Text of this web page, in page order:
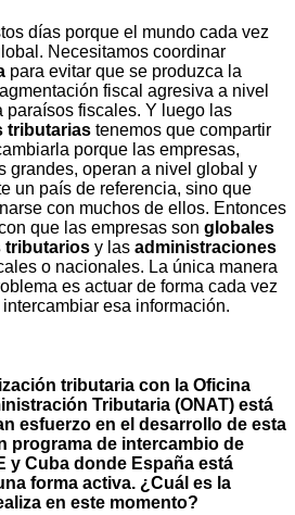
días porque el mundo cada vez
Necesitamos coordinar
para evitar que se produzca la
fiscal agresiva a nivel
paraísos fiscales. Y luego las
tributarias tenemos que compartir
porque las empresas,
grandes, operan a nivel global y
un país de referencia, sino que
con muchos de ellos. Entonces
que las empresas son globales
tributarios y las administraciones
o nacionales. La única manera
es actuar de forma cada vez
esa información.
tributaria con la Oficina
Tributaria (ONAT) está
esfuerzo en el desarrollo de esta
programa de intercambio de
y Cuba donde España está
forma activa. ¿Cuál es la
en este momento?